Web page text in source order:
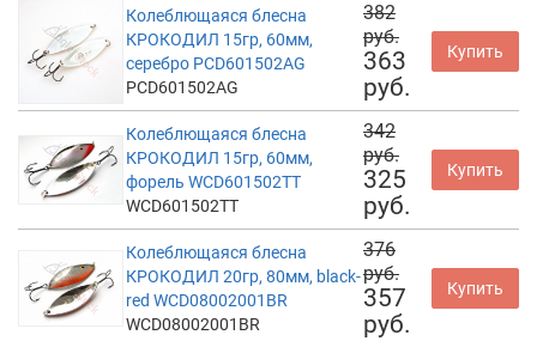
Колеблющаяся блесна
КРОКОДИЛ 15гр, 60мм,
серебро PCD601502AG
PCD601502AG
382
руб.
363
руб.
Купить
Колеблющаяся блесна
КРОКОДИЛ 15гр, 60мм,
форель WCD601502TT
WCD601502TT
342
руб.
325
руб.
Купить
Колеблющаяся блесна
КРОКОДИЛ 20гр, 80мм, black-
red WCD08002001BR
WCD08002001BR
376
руб.
357
руб.
Купить